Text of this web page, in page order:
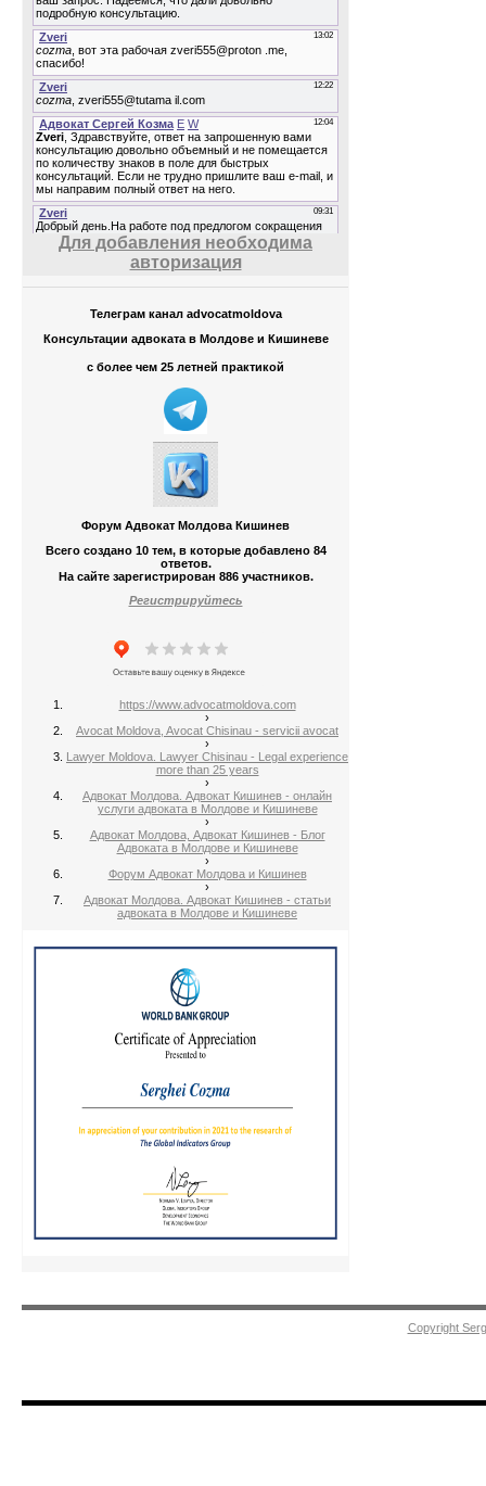
Для добавления необходима
авторизация
Телеграм канал advocatmoldova
Консультации адвоката в Молдове и Кишиневе
с более чем 25 летней практикой
Форум Адвокат Молдова Кишинев
Всего создано 10 тем, в которые добавлено 84
ответов.
На сайте зарегистрирован 886 участников.
Регистрируйтесь
https://www.advocatmoldova.com
›
Avocat Moldova, Avocat Chisinau - servicii avocat
›
Lawyer Moldova. Lawyer Chisinau - Legal experience
more than 25 years
›
Адвокат Молдова. Адвокат Кишинев - онлайн
услуги адвоката в Молдове и Кишиневе
›
Адвокат Молдова, Адвокат Кишинев - Блог
Адвоката в Молдове и Кишиневе
›
Форум Адвокат Молдова и Кишинев
›
Адвокат Молдова. Адвокат Кишинев - статьи
адвоката в Молдове и Кишиневе
Copyright